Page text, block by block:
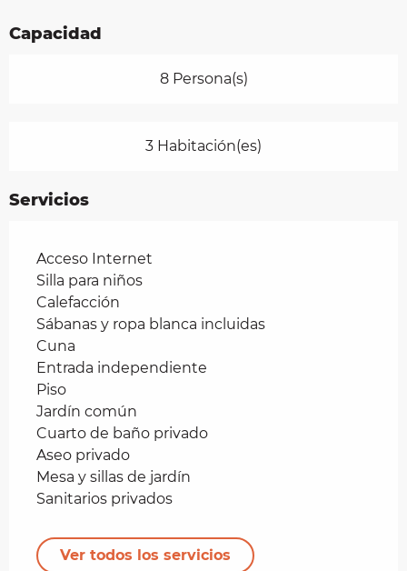
Capacidad
8 Persona(s)
3 Habitación(es)
Servicios
Acceso Internet
Silla para niños
Calefacción
Sábanas y ropa blanca incluidas
Cuna
Entrada independiente
Piso
Jardín común
Cuarto de baño privado
Aseo privado
Mesa y sillas de jardín
Sanitarios privados
Ver todos los servicios